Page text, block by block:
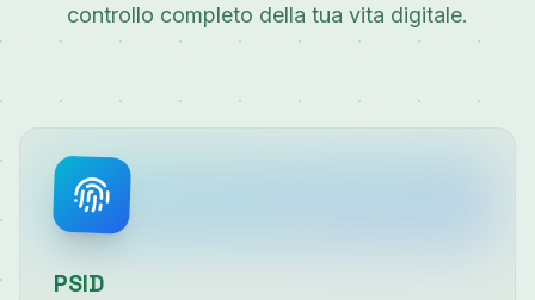
controllo completo della tua vita digitale.
PSID